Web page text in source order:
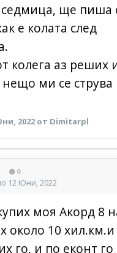
ще пиша
е колата след
колега аз реших
ми се струва
2022от Dimitarpl
0
12 Юни, 2022
моя Акорд 8
около 10
го, и по еконт